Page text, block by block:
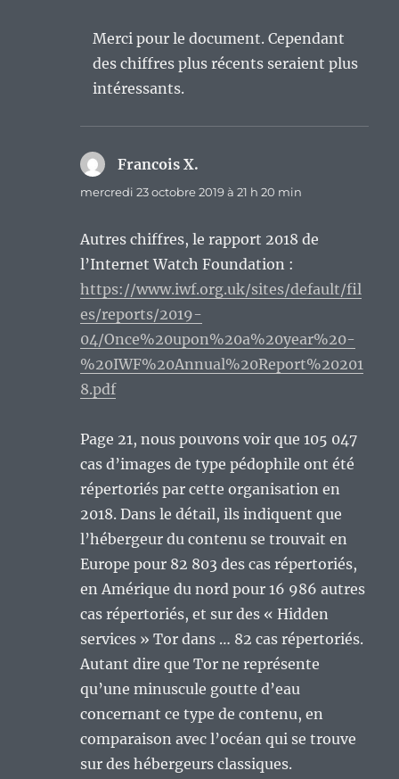
Merci pour le document. Cependant
des chiffres plus récents seraient plus
intéressants.
Francois X.
mercredi 23 octobre 2019 à 21 h 20 min
Autres chiffres, le rapport 2018 de
l’Internet Watch Foundation :
https://www.iwf.org.uk/sites/default/fil
es/reports/2019-
04/Once%20upon%20a%20year%20-
%20IWF%20Annual%20Report%20201
8.pdf
Page 21, nous pouvons voir que 105 047
cas d’images de type pédophile ont été
répertoriés par cette organisation en
2018. Dans le détail, ils indiquent que
l’hébergeur du contenu se trouvait en
Europe pour 82 803 des cas répertoriés,
en Amérique du nord pour 16 986 autres
cas répertoriés, et sur des « Hidden
services » Tor dans … 82 cas répertoriés.
Autant dire que Tor ne représente
qu’une minuscule goutte d’eau
concernant ce type de contenu, en
comparaison avec l’océan qui se trouve
sur des hébergeurs classiques.